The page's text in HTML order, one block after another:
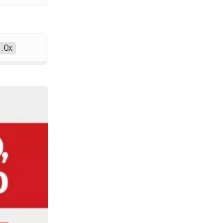
sábado (05)